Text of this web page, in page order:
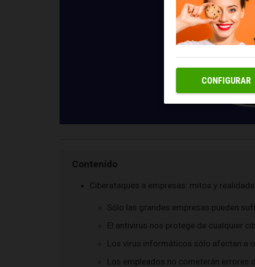
Contenido
Ciberataques a empresas: mitos y
Sólo las grandes empresas pueden
El antivirus nos protege de cualquier
Los virus informáticos sólo afectan a
Los empleados no cometerán errores
CONFIGURAR